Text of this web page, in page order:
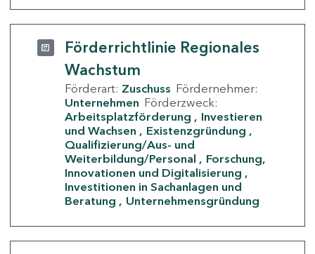
Förderrichtlinie Regionales
Wachstum
Förderart: Zuschuss Fördernehmer:
Unternehmen Förderzweck:
Arbeitsplatzförderung
Investieren
und Wachsen
Existenzgründung
Qualifizierung/Aus- und
Weiterbildung/Personal
Forschung,
Innovationen und Digitalisierung
Investitionen in Sachanlagen und
Beratung
Unternehmensgründung